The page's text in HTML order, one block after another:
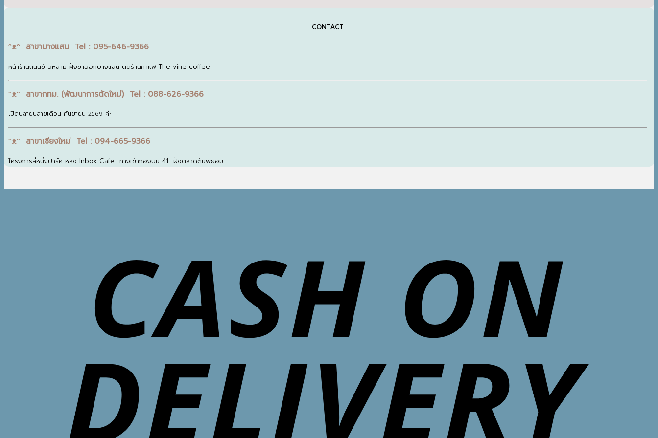
CONTACT
ᵔᴥᵔ สาขาบางแสน Tel : 095-646-9366
หน้าร้านถนนข้าวหลาม ฝั่งขาออกบางแสน ติดร้านกาแฟ The vine coffee
ᵔᴥᵔ สาขากทม. (พัฒนาการตัดใหม่) Tel : 088-626-9366
เปิดปลายปลายเดือน กันยายน 2569 ค่ะ
ᵔᴥᵔ สาขาเชียงใหม่ Tel : 094-665-9366
โครงการสี่หนึ่งปาร์ค หลัง Inbox Cafe ทางเข้ากองบิน 41 ฝั่งตลาดต้นพยอม